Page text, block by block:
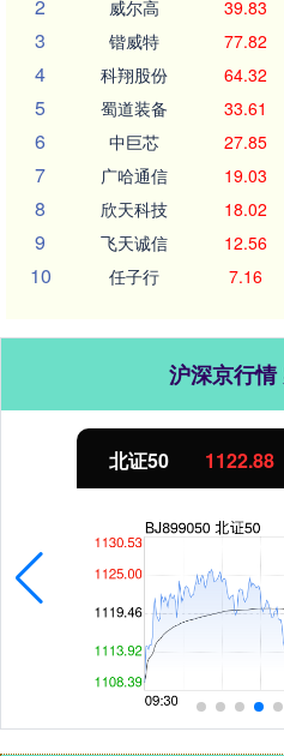
2 威尔高 39.83
3 锴威特 77.82
4 科翔股份 64.32
5 蜀道装备 33.61
6 中巨芯 27.85
7 广哈通信 19.03
8 欣天科技 18.02
9 飞天诚信 12.56
10 任子行 7.16
沪深京行情
创业板指 3515.56